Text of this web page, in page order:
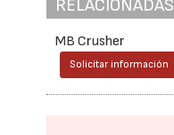
RELACIONADAS
MB Crusher
Solicitar información